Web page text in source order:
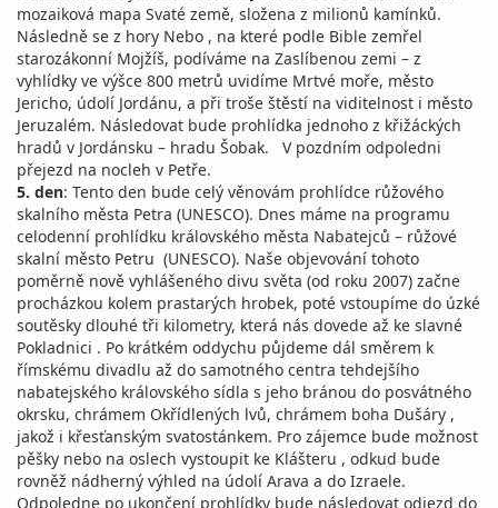
mozaiková mapa Svaté země, složena z milionů kamínků.
Následně se z hory Nebo , na které podle Bible zemřel
starozákonní Mojžíš, podíváme na Zaslíbenou zemi – z
vyhlídky ve výšce 800 metrů uvidíme Mrtvé moře, město
Jericho, údolí Jordánu, a při troše štěstí na viditelnost i město
Jeruzalém. Následovat bude prohlídka jednoho z křižáckých
hradů v Jordánsku – hradu Šobak. V pozdním odpoledni
přejezd na nocleh v Petře.
5. den: Tento den bude celý věnovám prohlídce růžového
skalního města Petra (UNESCO). Dnes máme na programu
celodenní prohlídku královského města Nabatejců – růžové
skalní město Petru (UNESCO). Naše objevování tohoto
poměrně nově vyhlášeného divu světa (od roku 2007) začne
procházkou kolem prastarých hrobek, poté vstoupíme do úzké
soutěsky dlouhé tři kilometry, která nás dovede až ke slavné
Pokladnici . Po krátkém oddychu půjdeme dál směrem k
římskému divadlu až do samotného centra tehdejšího
nabatejského královského sídla s jeho bránou do posvátného
okrsku, chrámem Okřídlených lvů, chrámem boha Dušáry ,
jakož i křesťanským svatostánkem. Pro zájemce bude možnost
pěšky nebo na oslech vystoupit ke Klášteru , odkud bude
rovněž nádherný výhled na údolí Arava a do Izraele.
Odpoledne po ukončení prohlídky bude následovat odjezd do